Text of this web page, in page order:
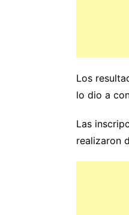
Los
lo dio a
Las
realizaron